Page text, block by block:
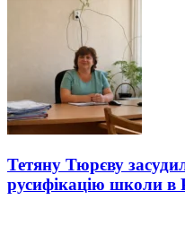
Тетяну Тюрєву
русифікацію школи в